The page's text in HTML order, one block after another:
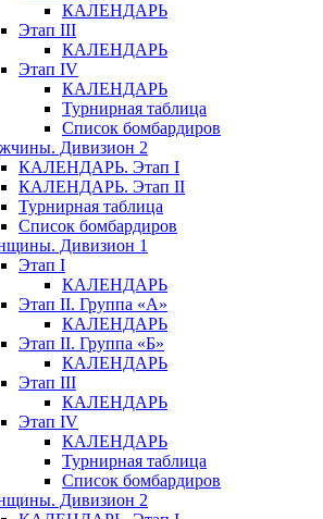
КАЛЕНДАРЬ
Этап III
КАЛЕНДАРЬ
Этап IV
КАЛЕНДАРЬ
Турнирная таблица
Список бомбардиров
Дивизион 2
КАЛЕНДАРЬ. Этап I
КАЛЕНДАРЬ. Этап II
Турнирная таблица
Список бомбардиров
Дивизион 1
Этап I
КАЛЕНДАРЬ
Этап II. Группа «А»
КАЛЕНДАРЬ
Этап II. Группа «Б»
КАЛЕНДАРЬ
Этап III
КАЛЕНДАРЬ
Этап IV
КАЛЕНДАРЬ
Турнирная таблица
Список бомбардиров
Дивизион 2